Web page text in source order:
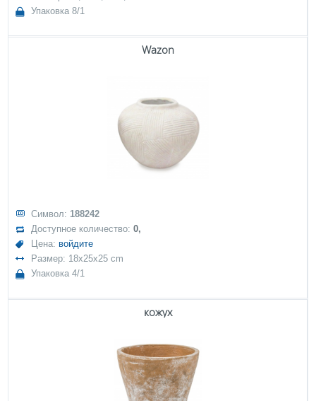
Упаковка 8/1
Wazon
Символ: 188242
Доступное количество:0,
Цена: войдите
Размер: 18x25x25 cm
Упаковка 4/1
кожух